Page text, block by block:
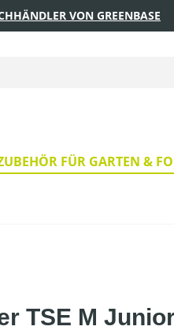
VON GREENBASE
FÜR GARTEN &
TSE M